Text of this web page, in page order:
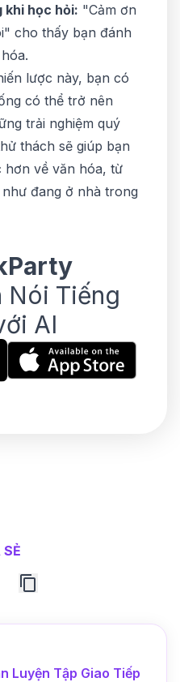
học hỏi: "Cảm ơn
cho thấy bạn đánh
lược này, bạn có
có thể trở nên
trải nghiệm quý
thách sẽ giúp bạn
hơn về văn hóa, từ
đang ở nhà trong
Nói Tiếng
AI
SẺ
Luyện Tập Giao Tiếp